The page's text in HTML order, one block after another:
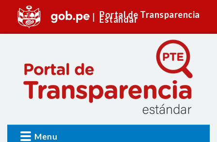
Portal de Transparencia
Estándar
Menu